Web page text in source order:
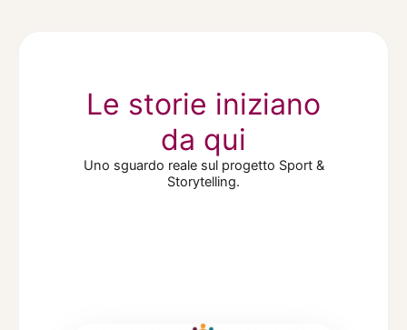
Le storie iniziano
da qui
Uno sguardo reale sul progetto Sport &
Storytelling.